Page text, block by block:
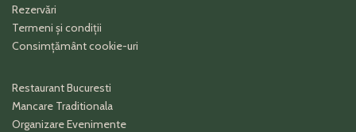
Rezervări
Termeni și condiții
Consimțământ cookie-uri
Restaurant Bucuresti
Mancare Traditionala
Organizare Evenimente